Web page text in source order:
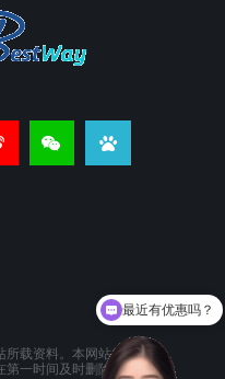
载资料。本网站所提供的
第一时间及时删除。
产品可以试用吗？